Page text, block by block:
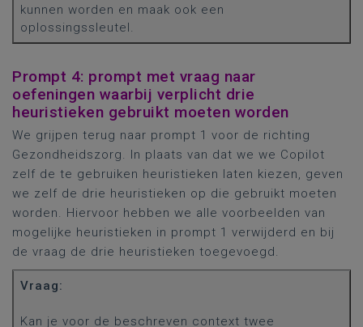
kunnen worden en maak ook een
oplossingssleutel.
Prompt 4: prompt met vraag naar
oefeningen waarbij verplicht drie
heuristieken gebruikt moeten worden
We grijpen terug naar prompt 1 voor de richting
Gezondheidszorg. In plaats van dat we we Copilot
zelf de te gebruiken heuristieken laten kiezen, geven
we zelf de drie heuristieken op die gebruikt moeten
worden. Hiervoor hebben we alle voorbeelden van
mogelijke heuristieken in prompt 1 verwijderd en bij
de vraag de drie heuristieken toegevoegd.
Vraag:
Kan je voor de beschreven context twee